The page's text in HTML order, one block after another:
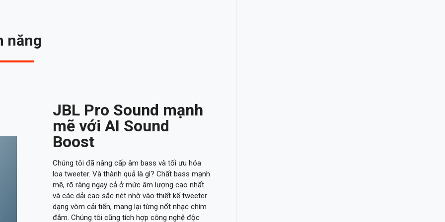
năng
JBL Pro Sound mạnh
mẽ với AI Sound
Boost
Chúng tôi đã nâng cấp âm bass và tối ưu hóa
loa tweeter. Và thành quả là gì? Chất bass mạnh
mẽ, rõ ràng ngay cả ở mức âm lượng cao nhất
và các dải cao sắc nét nhờ vào thiết kế tweeter
dạng vòm cải tiến, mang lại từng nốt nhạc chìm
đắm. Chúng tôi cũng tích hợp công nghệ độc